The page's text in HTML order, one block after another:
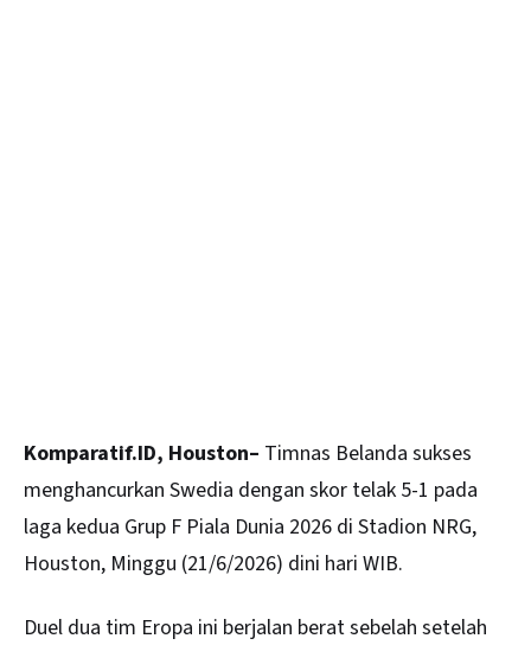
Komparatif.ID, Houston– Timnas Belanda sukses
menghancurkan Swedia dengan skor telak 5-1 pada
laga kedua Grup F Piala Dunia 2026 di Stadion NRG,
Houston, Minggu (21/6/2026) dini hari WIB.
Duel dua tim Eropa ini berjalan berat sebelah setelah